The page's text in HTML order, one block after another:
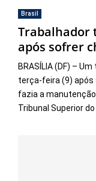
Brasil
Trabalhador
após sofrer
BRASÍLIA (DF) –
terça-feira (9)
fazia a
Tribunal Superior do